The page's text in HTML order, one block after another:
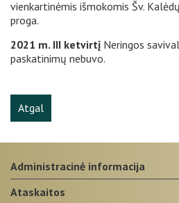
vienkartinėmis išmokomis Šv.
proga.
2021 m. III ketvirtį Neringos
paskatinimų nebuvo.
Atgal
administracinė informacija
ataskaitos